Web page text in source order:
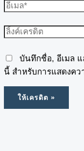
บันทึกชื่อ, อีเมล
นี้ สำหรับการแสดงคว